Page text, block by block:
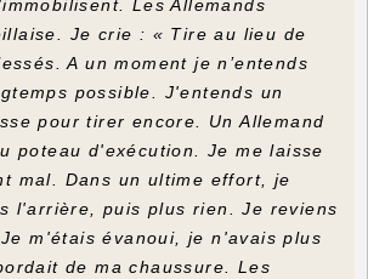
Les Allemands
Je crie : « Tire au lieu de
A un moment je n’entends
possible. J'entends un
pour tirer encore. Un Allemand
poteau d'exécution. Je me laisse
mal. Dans un ultime effort, je
l'arrière, puis plus rien. Je reviens
m'étais évanoui, je n'avais plus
de ma chaussure. Les